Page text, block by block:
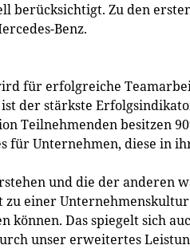
berücksichtigt. Zu den
Benz.
für erfolgreiche
der stärkste
Teilnehmenden besitzen
für Unternehmen, diese in
und die der anderen
zu einer
können. Das spiegelt sich
unser erweitertes